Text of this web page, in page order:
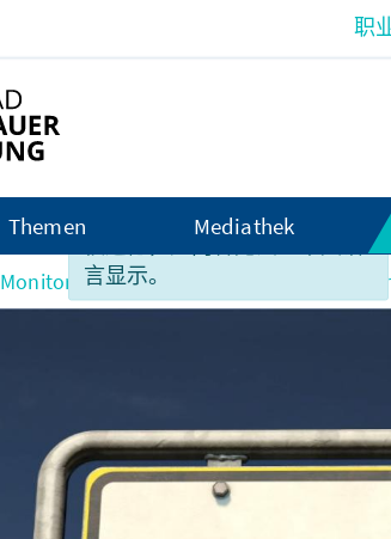
言显示。
职
Themen Mediathek
Monitor Monitor Wahl- und